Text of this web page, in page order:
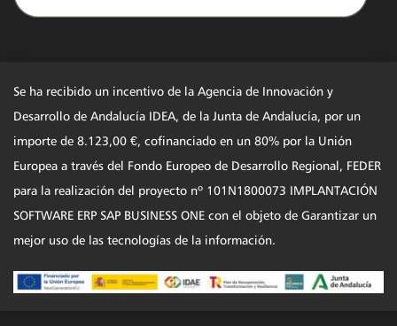
Se ha recibido un incentivo de la Agencia de Innovación y
Desarrollo de Andalucía IDEA, de la Junta de Andalucía, por un
importe de 8.123,00 €, cofinanciado en un 80% por la Unión
Europea a través del Fondo Europeo de Desarrollo Regional, FEDER
para la realización del proyecto nº 101N1800073 IMPLANTACIÓN
SOFTWARE ERP SAP BUSINESS ONE con el objeto de Garantizar un
mejor uso de las tecnologías de la información.